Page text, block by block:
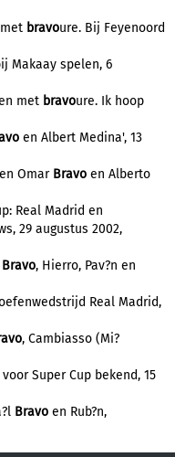
bravoure. Bij Feyenoord
Makaay spelen, 6
met bravoure. Ik hoop
en Albert Medina', 13
Omar Bravo en Alberto
Real Madrid en
29 augustus 2002,
Bravo, Hierro, Pav?n en
Real Madrid,
, Cambiasso (Mi?
Super Cup bekend, 15
Bravo en Rub?n,